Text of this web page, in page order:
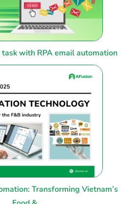
with RPA email automation
Transforming Vietnam’s